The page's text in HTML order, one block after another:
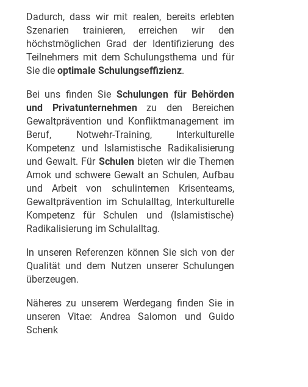
Dadurch, dass wir mit realen, bereits erlebten
Szenarien trainieren, erreichen wir den
höchstmöglichen Grad der Identifizierung des
Teilnehmers mit dem Schulungsthema und für
Sie die optimale Schulungseffizienz.
Bei uns finden SieSchulungen für Behörden
und Privatunternehmenzu den Bereichen
Gewaltprävention und Konfliktmanagement im
Beruf, Notwehr-Training, Interkulturelle
Kompetenzund Islamistische Radikalisierung
und Gewalt. Für Schulenbieten wir die Themen
Amok und schwere Gewalt an Schulen,Aufbau
und Arbeit von schulinternen Krisenteams,
Gewaltprävention im Schulalltag, Interkulturelle
Kompetenz für Schulen und (Islamistische)
Radikalisierung im Schulalltag.
In unseren Referenzen können Sie sich von der
Qualität und dem Nutzen unserer Schulungen
überzeugen.
Näheres zu unserem Werdegang finden Sie in
unseren Vitae: Andrea Salomon und Guido
Schenk